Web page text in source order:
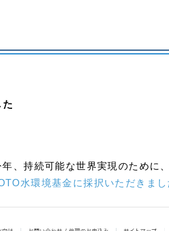
、持続可能な世界実現のために
水環境基金に採択いただきま